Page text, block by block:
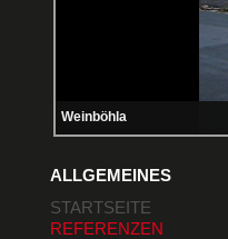
Weinböhla
ALLGEMEINES
STARTSEITE
REFERENZEN